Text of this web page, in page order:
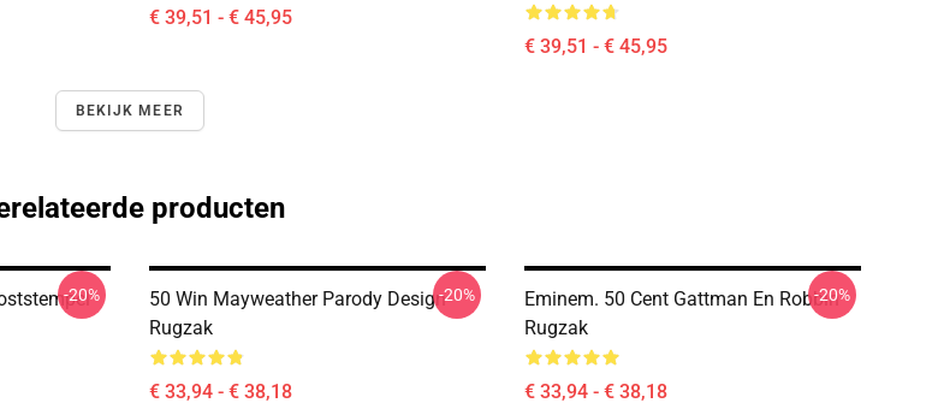
€ 39,51 - € 45,95
€ 39,51 - € 45,95
BEKIJK MEER
producten
-20%
50 Win Mayweather Parody Design
Rugzak
€ 33,94 - € 38,18
-20%
Eminem. 50 Cent Gattman En Robbin
Rugzak
€ 33,94 - € 38,18
-20%